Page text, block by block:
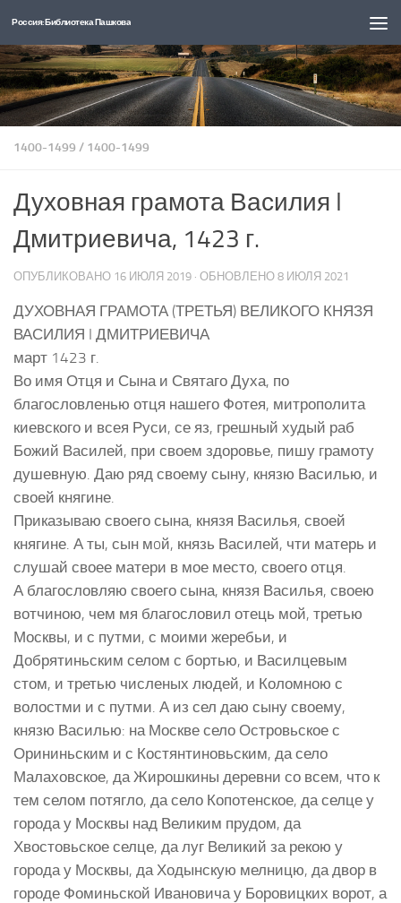
Перейти к содержимому
Россия: Библиотека Пашкова
1400-1499 / 1400-1499
Духовная грамота Василия I
Дмитриевича, 1423 г.
ОПУБЛИКОВАНО 16 ИЮЛЯ 2019 · ОБНОВЛЕНО 8 ИЮЛЯ 2021
ДУХОВНАЯ ГРАМОТА (ТРЕТЬЯ) ВЕЛИКОГО КНЯЗЯ
ВАСИЛИЯ I ДМИТРИЕВИЧА
март 1423 г.
Во имя Отця и Сына и Святаго Духа, по
благословленью отця нашего Фотея, митрополита
киевского и всея Руси, се яз, грешный худый раб
Божий Василей, при своем здоровье, пишу грамоту
душевную. Даю ряд своему сыну, князю Василью, и
своей княгине.
Приказываю своего сына, князя Василья, своей
княгине. А ты, сын мoй, князь Василей, чти матерь и
слушай своее матери в мое место, своего отця.
А благословляю своего сына, князя Василья, своею
вотчиною, чем мя благословил отець мой, третью
Москвы, и с путми, с моими жеребьи, и
Добрятиньским селом с бортью, и Василцевым
стом, и третью численых людей, и Коломною с
волостми и с путми. А из сел даю сыну своему,
князю Василью: на Москве село Островьское с
Орининьским и с Костянтиновьским, да село
Малаховское, да Жирошкины деревни со всем, что к
тем селом потягло, да село Копотенское, да селце у
города у Москвы над Великим прудом, да
Хвостовьское селце, да луг Великий за рекою у
города у Москвы, да Ходынскую мелницю, да двор в
городе Фоминьской Ивановича у Боровицких ворот, а